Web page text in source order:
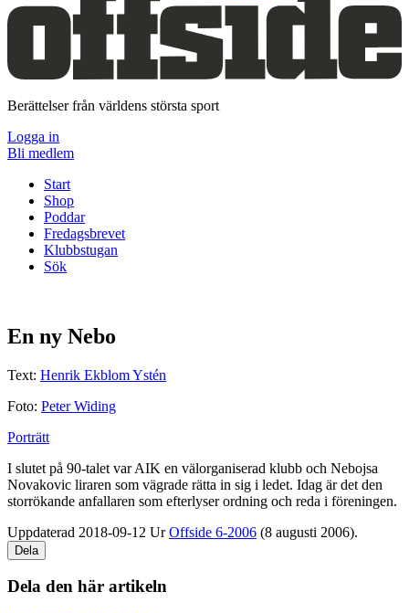
Berättelser från världens största sport
Logga in
Bli medlem
Start
Shop
Poddar
Fredagsbrevet
Klubbstugan
Sök
En ny Nebo
Text: Henrik Ekblom Ystén
Foto: Peter Widing
Porträtt
I slutet på 90-talet var AIK en väl­organiserad klubb och Nebojsa
Novakovic liraren som vägrade rätta in sig i ledet. Idag är det den
stor­rökande anfallaren som efterlyser ordning och reda i föreningen.
Uppdaterad 2018-09-12 UrOffside 6-2006 (8 augusti 2006).
Dela
Dela den här artikeln